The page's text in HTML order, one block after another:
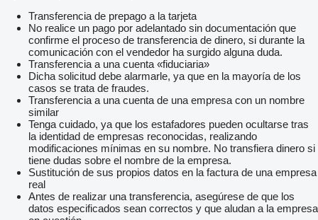
Transferencia de prepago a la tarjeta
No realice un pago por adelantado sin documentación que
confirme el proceso de transferencia de dinero, si durante la
comunicación con el vendedor ha surgido alguna duda.
Transferencia a una cuenta «fiduciaria»
Dicha solicitud debe alarmarle, ya que en la mayoría de los
casos se trata de fraudes.
Transferencia a una cuenta de una empresa con un nombre
similar
Tenga cuidado, ya que los estafadores pueden ocultarse tras
la identidad de empresas reconocidas, realizando
modificaciones mínimas en su nombre. No transfiera dinero si
tiene dudas sobre el nombre de la empresa.
Sustitución de sus propios datos en la factura de una empresa
real
Antes de realizar una transferencia, asegúrese de que los
datos especificados sean correctos y que aludan a la empresa